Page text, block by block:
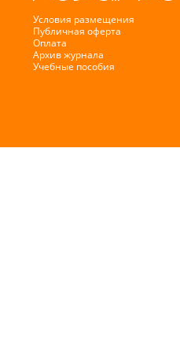
Условия размещения
Публичная оферта
Оплата
Архив журнала
Учебные пособия